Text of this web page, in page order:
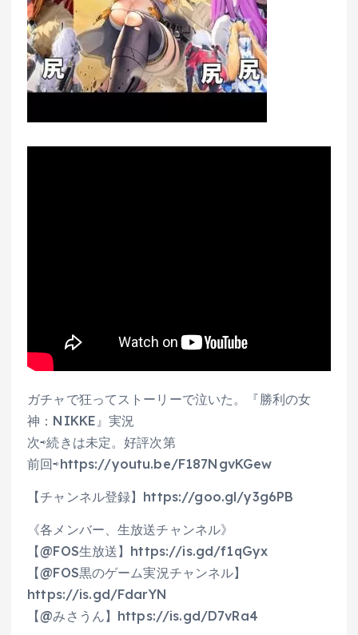
ガチャで狂ってストーリーで泣いた。『勝利の女
神：NIKKE』実況
次⇨続きは未定。好評次第
前回⇨https://youtu.be/F187NgvKGew
【チャンネル登録】https://goo.gl/y3g6PB
《各メンバー、生放送チャンネル》
【@FOS生放送】https://is.gd/f1qGyx
【@FOS黒のゲーム実況チャンネル】
https://is.gd/FdarYN
【@みさうん】https://is.gd/D7vRa4